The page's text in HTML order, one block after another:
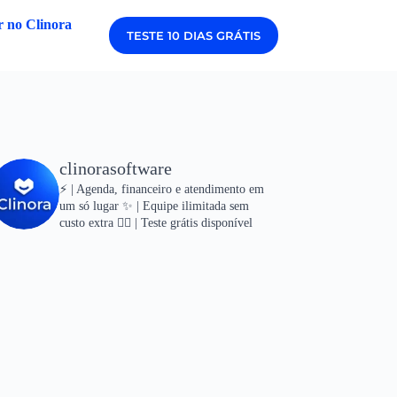
no Clinora
TESTE 10 DIAS GRÁTIS
clinorasoftware
⚡ | Agenda, financeiro e atendimento em
um só lugar ✨ | Equipe ilimitada sem
custo extra 👇🏻 | Teste grátis disponível